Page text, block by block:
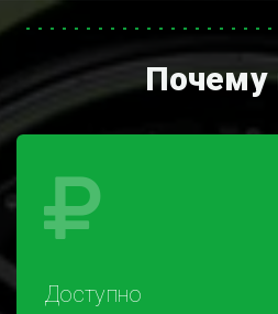
Доступно